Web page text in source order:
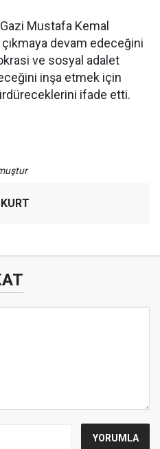
Mustafa Kemal
devam edeceğini
ve sosyal adalet
inşa etmek için
ifade etti.